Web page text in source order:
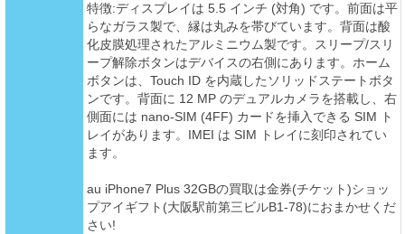
特徴:ディスプレイは 5.5 インチ (対角) です。前面は平
らなガラス製で、縁は丸みを帯びています。背面は酸
化皮膜処理されたアルミニウム製です。スリープ/スリ
ープ解除ボタンはデバイスの右側にあります。ホーム
ボタンは、Touch ID を内蔵したソリッドステートボタ
ンです。背面に 12 MP のデュアルカメラを搭載し、右
側面には nano-SIM (4FF) カードを挿入できる SIM ト
レイがあります。IMEI は SIM トレイに刻印されてい
ます。
au iPhone7 Plus 32GBの買取は金券(チケット)ショッ
プアイギフト(大阪駅前第三ビルB1-78)におまかせくだ
さい!